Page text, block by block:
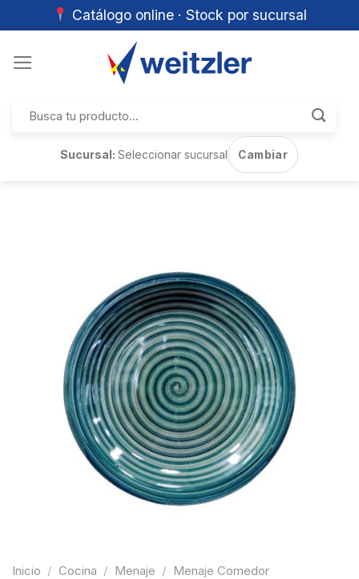
Catálogo online · Stock por sucursal
por:
Sucursal:Seleccionar sucursal Cambiar
Inicio / Cocina / Menaje / Menaje Comedor